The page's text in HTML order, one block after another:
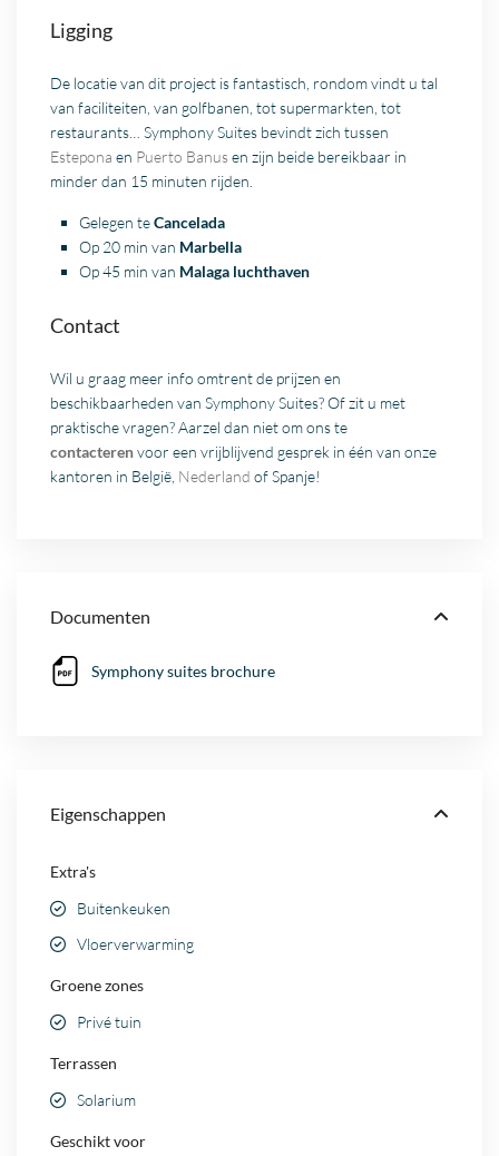
Ligging
De locatie van dit project is fantastisch, rondom vindt u tal
van faciliteiten, van golfbanen, tot supermarkten, tot
restaurants… Symphony Suites bevindt zich tussen
Estepona en Puerto Banusen zijn beide bereikbaar in
minder dan 15 minuten rijden.
Gelegen teCancelada
Op 20 min van Marbella
Op 45 min van Malaga luchthaven
Contact
Wil u graag meer info omtrent de prijzen en
beschikbaarheden van Symphony Suites? Of zit u met
praktische vragen? Aarzel dan niet om ons te
contacterenvoor een vrijblijvend gesprek in één van onze
kantoren in België, Nederland of Spanje!
Documenten
Symphony suites brochure
Eigenschappen
Extra's
Buitenkeuken
Vloerverwarming
Groene zones
Privé tuin
Terrassen
Solarium
Geschikt voor